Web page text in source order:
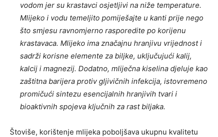
vodom jer su krastavci osjetljivi na niže temperature.
Mlijeko i vodu temeljito pomiješajte u kanti prije nego
što smjesu ravnomjerno rasporedite po korijenu
krastavaca. Mlijeko ima značajnu hranjivu vrijednost i
sadrži korisne elemente za biljke, uključujući kalij,
kalcij i magnezij. Dodatno, mliječna kiselina djeluje kao
zaštitna barijera protiv gljivičnih infekcija, istovremeno
promičući sintezu esencijalnih hranjivih tvari i
bioaktivnih spojeva ključnih za rast biljaka.
Štoviše, korištenje mlijeka poboljšava ukupnu kvalitetu